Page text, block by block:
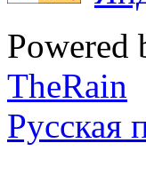
Powered
TheRain
Русская